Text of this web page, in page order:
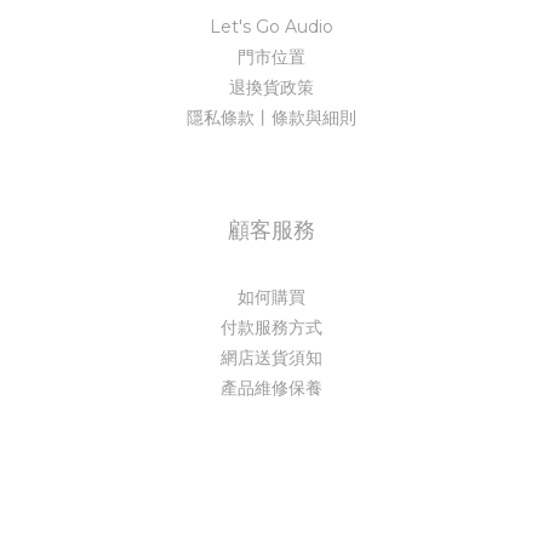
Let's Go Audio
門市位置
退換貨政策
隱私條款丨條款與細則
顧客服務
如何購買
付款服務方式
網店送貨須知
產品維修保養